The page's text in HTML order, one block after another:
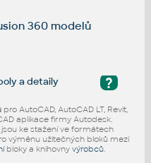
360 modelů
?
a detaily
pro AutoCAD, AutoCAD LT, Revit,
aplikace firmy Autodesk.
ke stažení ve formátech
výměnu užitečných bloků mezi
bloky a knihovny výrobců.